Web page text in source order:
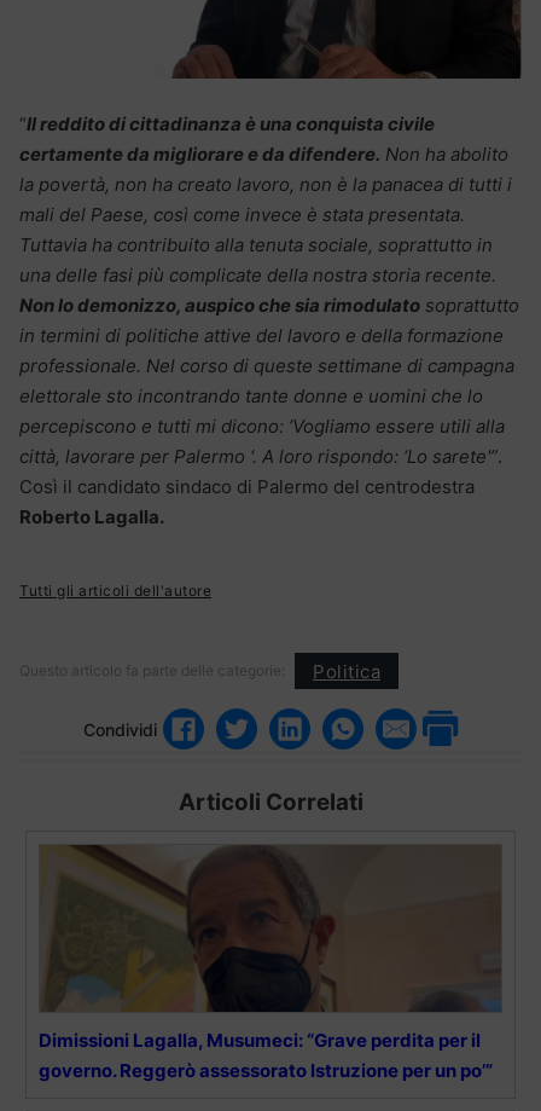
“Il reddito di cittadinanza è una conquista civile
certamente da migliorare e da difendere. Non ha abolito
la povertà, non ha creato lavoro, non è la panacea di tutti i
mali del Paese, così come invece è stata presentata.
Tuttavia ha contribuito alla tenuta sociale, soprattutto in
una delle fasi più complicate della nostra storia recente.
Non lo demonizzo, auspico che sia rimodulato soprattutto
in termini di politiche attive del lavoro e della formazione
professionale. Nel corso di queste settimane di campagna
elettorale sto incontrando tante donne e uomini che lo
percepiscono e tutti mi dicono: ‘Vogliamo essere utili alla
città, lavorare per Palermo ‘. A loro rispondo: ‘Lo sarete'”.
Così il candidato sindaco di Palermo del centrodestra
Roberto Lagalla.
Tutti gli articoli dell'autore
Questo articolo fa parte delle categorie: Politica
Condividi
Articoli Correlati
Dimissioni Lagalla, Musumeci: “Grave perdita per il
governo. Reggerò assessorato Istruzione per un po’”